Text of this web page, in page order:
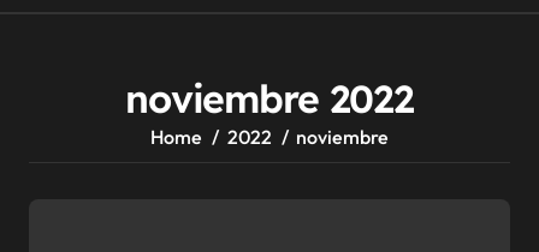
noviembre 2022
Home 2022 noviembre